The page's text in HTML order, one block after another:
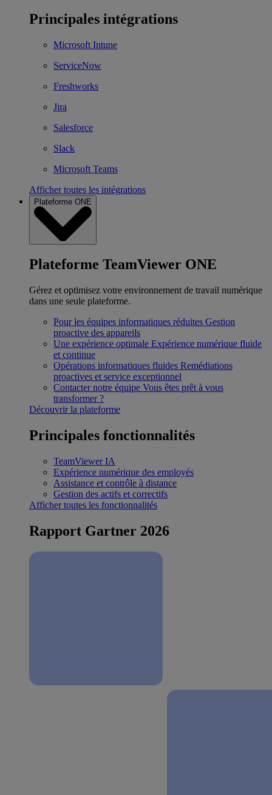
Principales intégrations
Microsoft Intune
ServiceNow
Freshworks
Jira
Salesforce
Slack
Microsoft Teams
Afficher toutes les intégrations
Plateforme ONE
Plateforme TeamViewer ONE
Gérez et optimisez votre environnement de travail numérique
dans une seule plateforme.
Pour les équipes informatiques réduites Gestion
proactive des appareils
Une expérience optimale Expérience numérique fluide
et continue
Opérations informatiques fluides Remédiations
proactives et service exceptionnel
Contacter notre équipe Vous êtes prêt à vous
transformer ?
Découvrir la plateforme
Principales fonctionnalités
TeamViewer IA
Expérience numérique des employés
Assistance et contrôle à distance
Gestion des actifs et correctifs
Afficher toutes les fonctionnalités
Rapport Gartner 2026